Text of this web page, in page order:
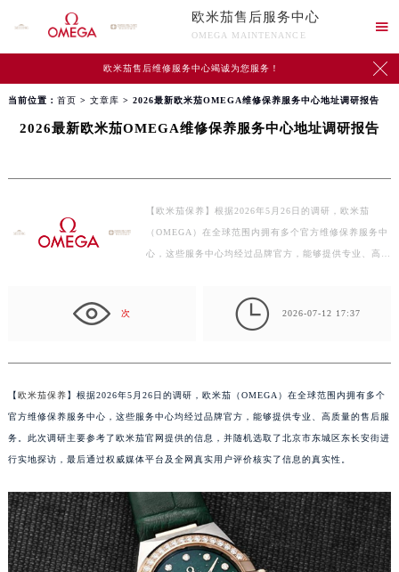
欧米茄售后服务中心
OMEGA MAINTENANCE

欧米茄售后维修服务中心竭诚为您服务！ 
当前位置： 首页 > 文章库 > 2026最新欧米茄OMEGA维修保养服务中心地址调研报告
2026最新欧米茄OMEGA维修保养服务中心地址调研报告
【欧米茄保养】根据2026年5月26日的调研，欧米茄
（OMEGA）在全球范围内拥有多个官方维修保养服务中
心，这些服务中心均经过品牌官方，能够提供专业、高质
次  2026-07-12 17:37
【欧米茄保养】根据2026年5月26日的调研，欧米茄（OMEGA）在全球范围内拥有多个
官方维修保养服务中心，这些服务中心均经过品牌官方，能够提供专业、高质量的售后服
务。此次调研主要参考了欧米茄官网提供的信息，并随机选取了北京市东城区东长安街进
行实地探访，最后通过权威媒体平台及全网真实用户评价核实了信息的真实性。